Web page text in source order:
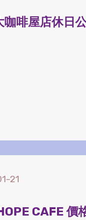
咖啡屋店休日
21
CAFE 價